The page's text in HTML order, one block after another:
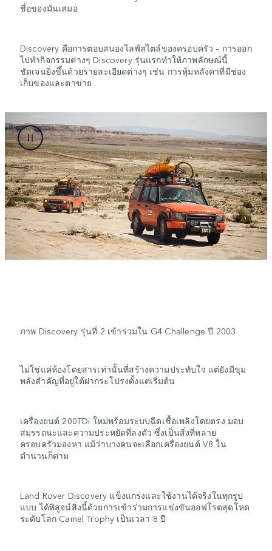
ชื่อของมันเสมอ
Discovery คือการตอบสนองไลฟ์สไตล์ของครอบครัว – การออก
ไปทำกิจกรรมต่างๆ Discovery รุ่นแรกทำให้ภาพลักษณ์นี้
ชัดเจนยิ่งขึ้นด้วยรายละเอียดต่างๆ เช่น การหุ้มหลังคาที่มีช่อง
เก็บของและตาข่าย
ภาพ Discovery รุ่นที่ 2 เข้าร่วมใน G4 Challenge ปี 2003
ไม่ใช่แค่ห้องโดยสารเท่านั้นที่สร้างความประทับใจ แต่ยังมีขุม
พลังสำคัญที่อยู่ใต้ฝากระโปรงตั้งแต่เริ่มต้น
เครื่องยนต์ 200TDi ใหม่พร้อมระบบฉีดเชื้อเพลิงโดยตรง มอบ
สมรรถนะและความประหยัดที่ลงตัว ซึ่งเป็นสิ่งที่หลาย
ครอบครัวมองหา แม้ว่าบางคนจะเลือกเครื่องยนต์ V8 ใน
ตำนานก็ตาม
Land Rover Discovery แข็งแกร่งและใช้งานได้จริงในทุกรูป
แบบ ได้พิสูจน์สิ่งนี้ด้วยการเข้าร่วมการแข่งขันออฟโรดสุดโหด
ระดับโลก Camel Trophy เป็นเวลา 8 ปี